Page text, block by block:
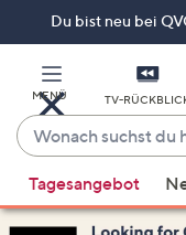
Du bist neu bei
MENÜ TV-
Wonach
suchst
du
heute?
Vorschläge
verfügbar
Tagesangebot